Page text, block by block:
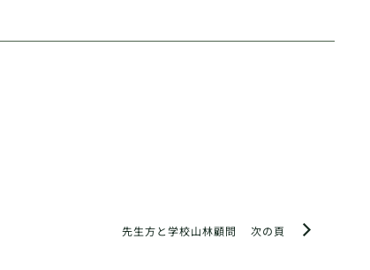
次の頁
先生方と学校山林顧問